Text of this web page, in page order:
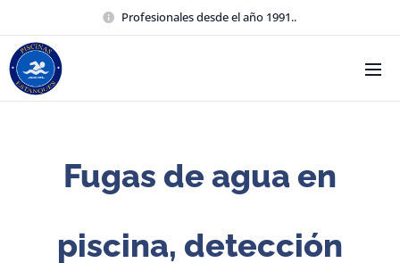
Profesionales desde el año 1991..
Fugas de agua en
piscina, detección